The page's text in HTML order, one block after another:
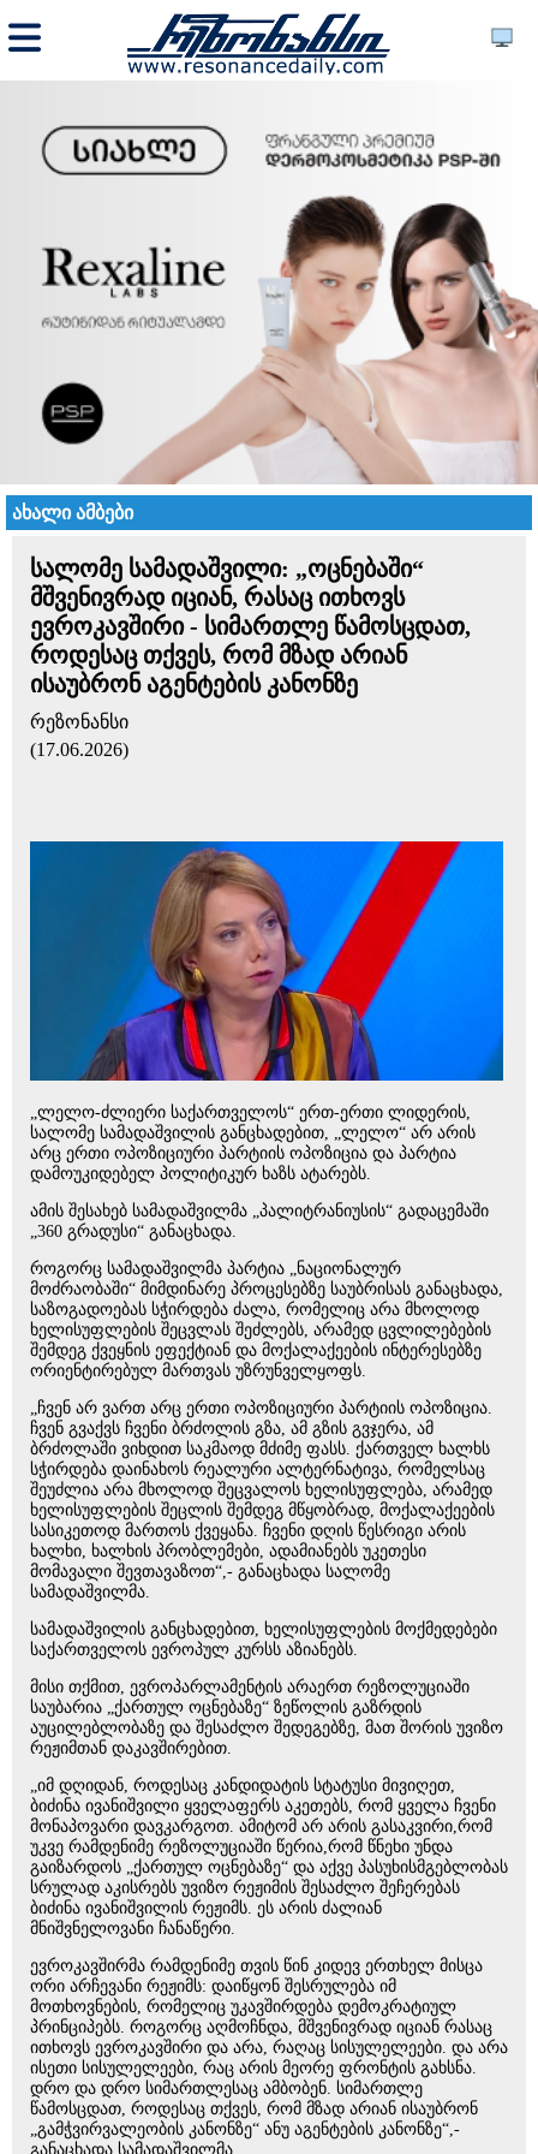
ახალი ამბები
სალომე სამადაშვილი: „ოცნებაში“
მშვენივრად იციან, რასაც ითხოვს
ევროკავშირი - სიმართლე წამოსცდათ,
როდესაც თქვეს, რომ მზად არიან
ისაუბრონ აგენტების კანონზე
რეზონანსი
(17.06.2026)
„ლელო-ძლიერი საქართველოს“ ერთ-ერთი ლიდერის,
სალომე სამადაშვილის განცხადებით, „ლელო“ არ არის
არც ერთი ოპოზიციური პარტიის ოპოზიცია და პარტია
დამოუკიდებელ პოლიტიკურ ხაზს ატარებს.
ამის შესახებ სამადაშვილმა „პალიტრანიუსის“ გადაცემაში
„360 გრადუსი“ განაცხადა.
როგორც სამადაშვილმა პარტია „ნაციონალურ
მოძრაობაში“ მიმდინარე პროცესებზე საუბრისას განაცხადა,
საზოგადოებას სჭირდება ძალა, რომელიც არა მხოლოდ
ხელისუფლების შეცვლას შეძლებს, არამედ ცვლილებების
შემდეგ ქვეყნის ეფექტიან და მოქალაქეების ინტერესებზე
ორიენტირებულ მართვას უზრუნველყოფს.
„ჩვენ არ ვართ არც ერთი ოპოზიციური პარტიის ოპოზიცია.
ჩვენ გვაქვს ჩვენი ბრძოლის გზა, ამ გზის გვჯერა, ამ
ბრძოლაში ვიხდით საკმაოდ მძიმე ფასს. ქართველ ხალხს
სჭირდება დაინახოს რეალური ალტერნატივა, რომელსაც
შეუძლია არა მხოლოდ შეცვალოს ხელისუფლება, არამედ
ხელისუფლების შეცლის შემდეგ მწყობრად, მოქალაქეების
სასიკეთოდ მართოს ქვეყანა. ჩვენი დღის წესრიგი არის
ხალხი, ხალხის პრობლემები, ადამიანებს უკეთესი
მომავალი შევთავაზოთ“,- განაცხადა სალომე
სამადაშვილმა.
სამადაშვილის განცხადებით, ხელისუფლების მოქმედებები
საქართველოს ევროპულ კურსს აზიანებს.
მისი თქმით, ევროპარლამენტის არაერთ რეზოლუციაში
საუბარია „ქართულ ოცნებაზე“ ზეწოლის გაზრდის
აუცილებლობაზე და შესაძლო შედეგებზე, მათ შორის უვიზო
რეჟიმთან დაკავშირებით.
„იმ დღიდან, როდესაც კანდიდატის სტატუსი მივიღეთ,
ბიძინა ივანიშვილი ყველაფერს აკეთებს, რომ ყველა ჩვენი
მონაპოვარი დავკარგოთ. ამიტომ არ არის გასაკვირი,რომ
უკვე რამდენიმე რეზოლუციაში წერია,რომ წნეხი უნდა
გაიზარდოს „ქართულ ოცნებაზე“ და აქვე პასუხისმგებლობას
სრულად აკისრებს უვიზო რეჟიმის შესაძლო შეჩერებას
ბიძინა ივანიშვილის რეჟიმს. ეს არის ძალიან
მნიშვნელოვანი ჩანაწერი.
ევროკავშირმა რამდენიმე თვის წინ კიდევ ერთხელ მისცა
ორი არჩევანი რეჟიმს: დაიწყონ შესრულება იმ
მოთხოვნების, რომელიც უკავშირდება დემოკრატიულ
პრინციპებს. როგორც აღმოჩნდა, მშვენივრად იციან რასაც
ითხოვს ევროკავშირი და არა, რაღაც სისულელეები. და არა
ისეთი სისულელეები, რაც არის მეორე ფრონტის გახსნა.
დრო და დრო სიმართლესაც ამბობენ. სიმართლე
წამოსცდათ, როდესაც თქვეს, რომ მზად არიან ისაუბრონ
„გამჭვირვალეობის კანონზე“ ანუ აგენტების კანონზე“,-
განაცხადა სამადაშვილმა.